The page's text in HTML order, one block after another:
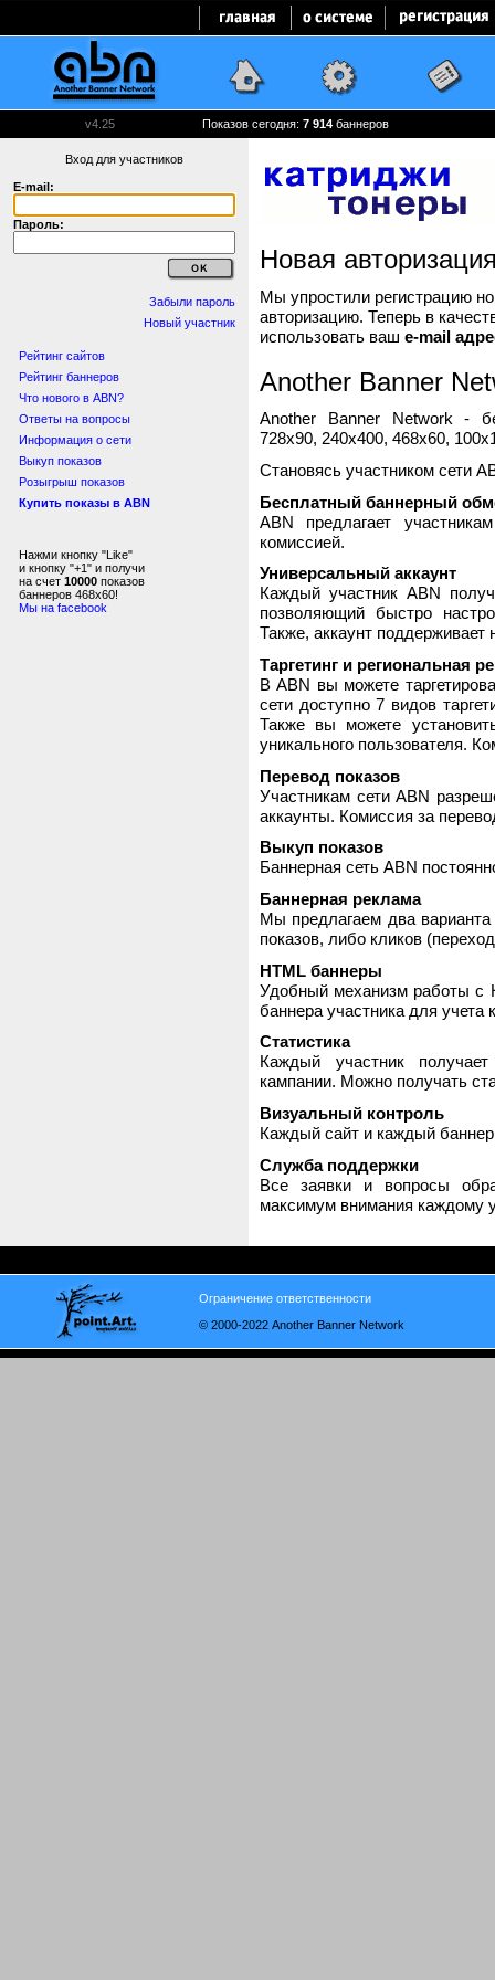
v4.25 Показов сегодня: 7 914 баннеров
Вход для участников
E-mail:
Пароль:
Забыли пароль
Новый участник
Рейтинг сайтов
Рейтинг баннеров
Что нового в ABN?
Ответы на вопросы
Информация о сети
Выкуп показов
Розыгрыш показов
Купить показы в ABN
Нажми кнопку "Like"
и кнопку "+1" и получи
на счет 10000 показов
баннеров 468x60!
Мы на facebook
Новая
Мы упростили регистрацию
авторизацию. Теперь в
использовать ваш e-mail
Another Banner
Another Banner Network -
728x90, 240x400, 468x60,
Становясь участником сети
Бесплатный баннерный
ABN предлагает
комиссией.
Универсальный аккаунт
Каждый участник ABN
позволяющий быстро
Также, аккаунт поддерживает
Таргетинг и региональная
В ABN вы можете
сети доступно 7 видов
Также вы можете
уникального пользователя.
Перевод показов
Участникам сети ABN
аккаунты. Комиссия за
Выкуп показов
Баннерная сеть ABN
Баннерная реклама
Мы предлагаем два
показов, либо кликов
HTML баннеры
Удобный механизм работы с
баннера участника для
Статистика
Каждый участник
кампании. Можно получать
Визуальный контроль
Каждый сайт и каждый
Служба поддержки
Все заявки и вопросы
максимум внимания каждому
Ограничение ответственности
© 2000-2022 Another Banner Network